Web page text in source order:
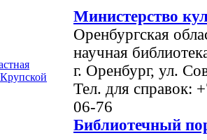
Министерство
Оренбургская
научная
г. Оренбург, ул.
Тел. для справок:
06-76
Библиотечный